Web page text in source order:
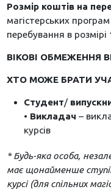
Розмір коштів на
магістерських
перебування в розмірі
ВІКОВІ ОБМЕЖЕННЯ
ХТО МОЖЕ БРАТИ
Студент/
• Викладач –
курсів
* Будь-яка особа,
має щонайменше
курсі (для спільних